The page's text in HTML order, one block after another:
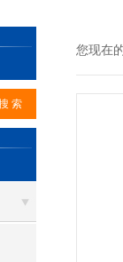
您现在